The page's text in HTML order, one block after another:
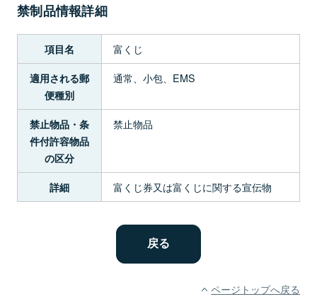
禁制品情報詳細
項目名 富くじ
適用される郵
便種別
通常、小包、EMS
禁止物品・条
件付許容物品
の区分
禁止物品
詳細 富くじ券又は富くじに関する宣伝物
ページトップへ戻る